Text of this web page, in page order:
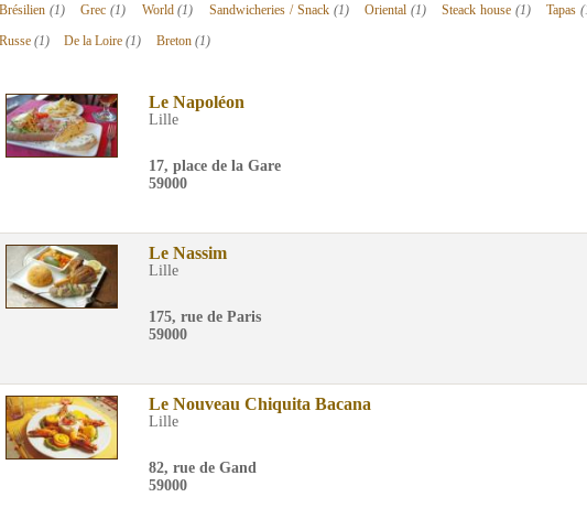
Brésilien (1) Grec(1) World(1) Sandwicheries / Snack (1) Oriental (1) Steack house(1) Tapas
Russe (1) De la Loire(1) Breton (1)
Le Napoléon
Lille
17, place de la Gare
59000
Le Nassim
Lille
175, rue de Paris
59000
Le Nouveau Chiquita Bacana
Lille
82, rue de Gand
59000